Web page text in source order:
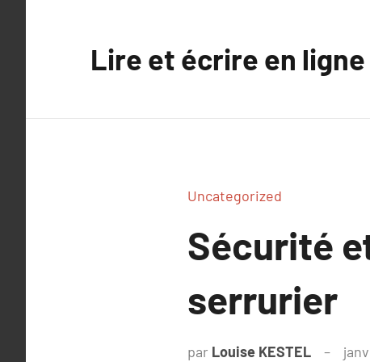
Lire et écrire en ligne
Uncategorized
Sécurité
serrurier
par Louise KESTEL